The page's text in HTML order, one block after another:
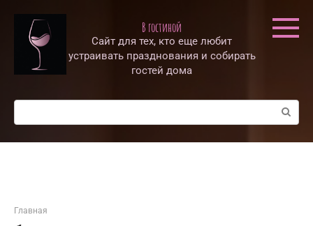
контенту
В гостиной
Сайт для тех, кто еще любит
устраивать празднования и собирать
гостей дома
Поиск:
Главная